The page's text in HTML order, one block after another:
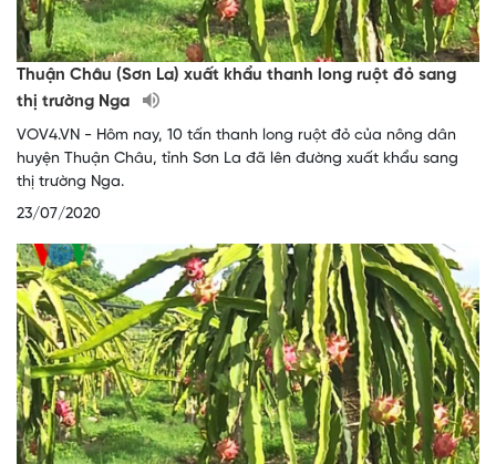
Thuận Châu (Sơn La) xuất khẩu thanh long ruột đỏ sang
thị trường Nga
VOV4.VN - Hôm nay, 10 tấn thanh long ruột đỏ của nông dân
huyện Thuận Châu, tỉnh Sơn La đã lên đường xuất khẩu sang
thị trường Nga.
23/07/2020